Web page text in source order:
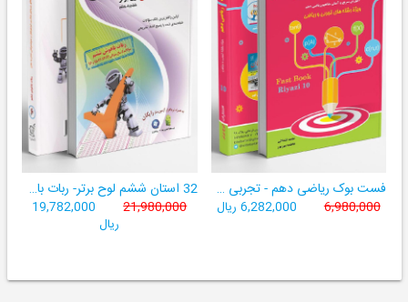
فست بوک ریاضی دهم - تجربی و ریاضی ((آموزش سریع، آسان و کامل ریاضی پایۀ دهم))
6,980,000 6,282,000 ریال
32 استان ششم لوح برتر- ربات باهوش ششم ((به همراه سامانۀ آزمون‌ساز رایگان))
21,980,000
19,782,000
ریال